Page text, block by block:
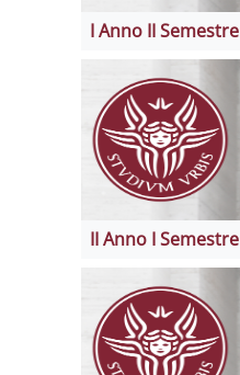
I Anno II Semestre
II Anno I Semestre